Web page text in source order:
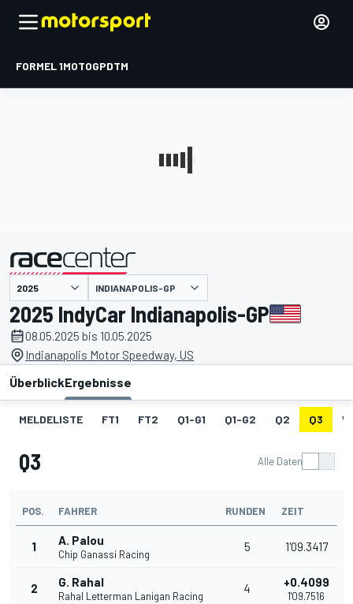
FORMEL 1MOTOGPDTM
INDIANAPOLIS-GP
2025 IndyCar Indianapolis-GP
08.05.2025 bis 10.05.2025
Indianapolis Motor Speedway, US
ÜberblickErgebnisse
MELDELISTE FT1 FT2 Q1-G1 Q1-G2 Q2 Q3
Q3 Alle Daten
POS. FAHRER RUNDEN ZEIT
1 A. Palou
Chip Ganassi Racing
5 1'09.3417
2 G. Rahal
Rahal Letterman Lanigan Racing
4 +0.4099
1'09.7516